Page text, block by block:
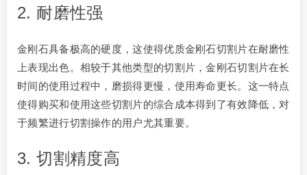
2. 耐磨性强
金刚石具备极高的硬度，这使得优质金刚石切割片在耐磨性
上表现出色。相较于其他类型的切割片，金刚石切割片在长
时间的使用过程中，磨损得更慢，使用寿命更长。这一特点
使得购买和使用这些切割片的综合成本得到了有效降低，对
于频繁进行切割操作的用户尤其重要。
3. 切割精度高